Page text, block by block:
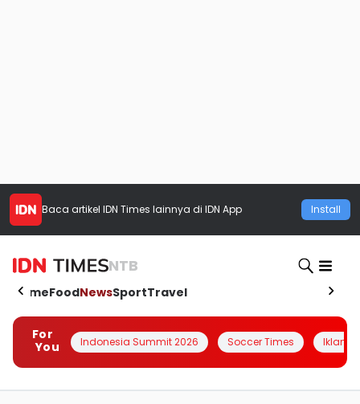
Baca artikel IDN Times lainnya di IDN App Install
NTB
HomeFoodNewsSportTravel
For
You
Indonesia Summit 2026 Soccer Times Iklanin